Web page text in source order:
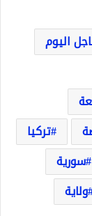
اليوم
تركيا
سورية
ولاية